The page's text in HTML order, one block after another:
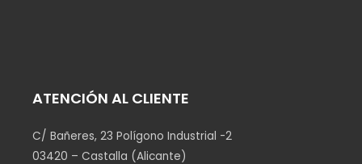
ATENCIÓN AL CLIENTE
C/ Bañeres, 23 Polígono Industrial -2
03420 – Castalla (Alicante)